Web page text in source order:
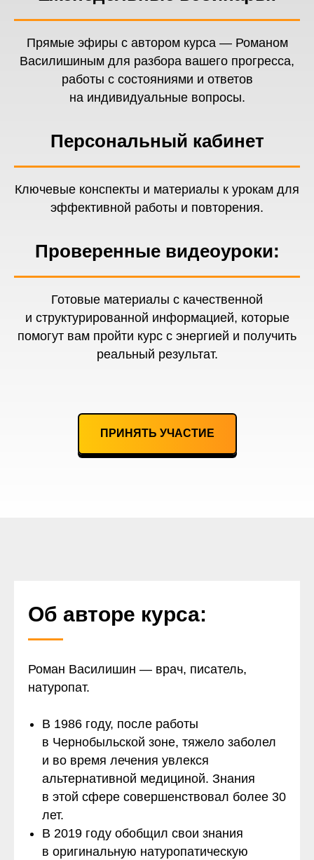
Прямые эфиры с автором курса — Романом
Василишиным для разбора вашего прогресса,
работы с состояниями и ответов
на индивидуальные вопросы.
Персональный кабинет
Ключевые конспекты и материалы к урокам для
эффективной работы и повторения.
Проверенные видеоуроки:
Готовые материалы с качественной
и структурированной информацией, которые
помогут вам пройти курс с энергией и получить
реальный результат.
ПРИНЯТЬ УЧАСТИЕ
Об авторе курса:
Роман Василишин — врач, писатель,
натуропат.
В 1986 году, после работы
в Чернобыльской зоне, тяжело заболел
и во время лечения увлекся
альтернативной медициной. Знания
в этой сфере совершенствовал более 30
лет.
В 2019 году обобщил свои знания
в оригинальную натуропатическую